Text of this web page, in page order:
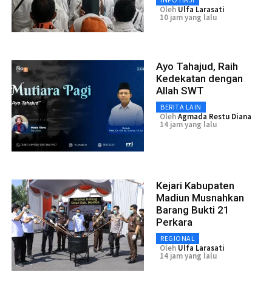
Oleh Ulfa Larasati
10 jam yang lalu
Ayo Tahajud, Raih
Kedekatan dengan
Allah SWT
BERITA LAIN
OlehAgmada Restu Diana
14 jam yang lalu
Kejari Kabupaten
Madiun Musnahkan
Barang Bukti 21
Perkara
REGIONAL
Oleh Ulfa Larasati
14 jam yang lalu